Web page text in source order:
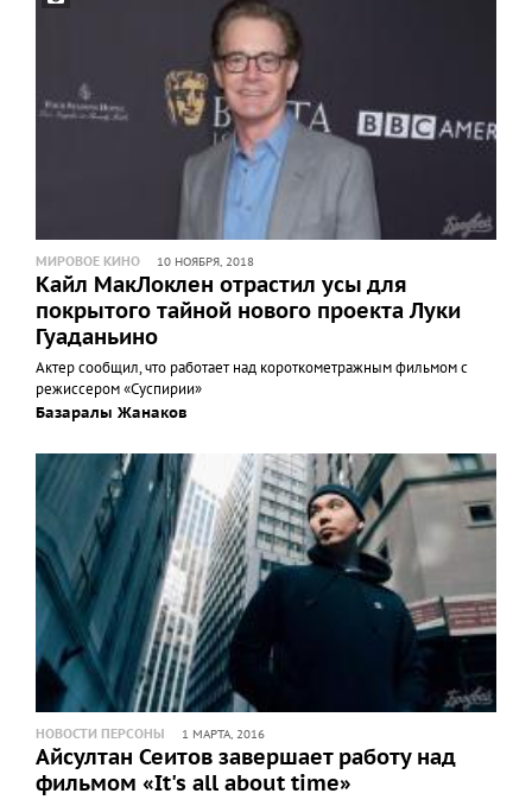
МИРОВОЕ КИНО 10 НОЯБРЯ, 2018
Кайл МакЛоклен отрастил усы для
покрытого тайной нового проекта Луки
Гуаданьино
Актер сообщил, что работает над короткометражным фильмом с
режиссером «Суспирии»
Базаралы Жанаков
НОВОСТИ ПЕРСОНЫ 1 МАРТА, 2016
Айсултан Сеитов завершает работу над
фильмом «It's all about time»